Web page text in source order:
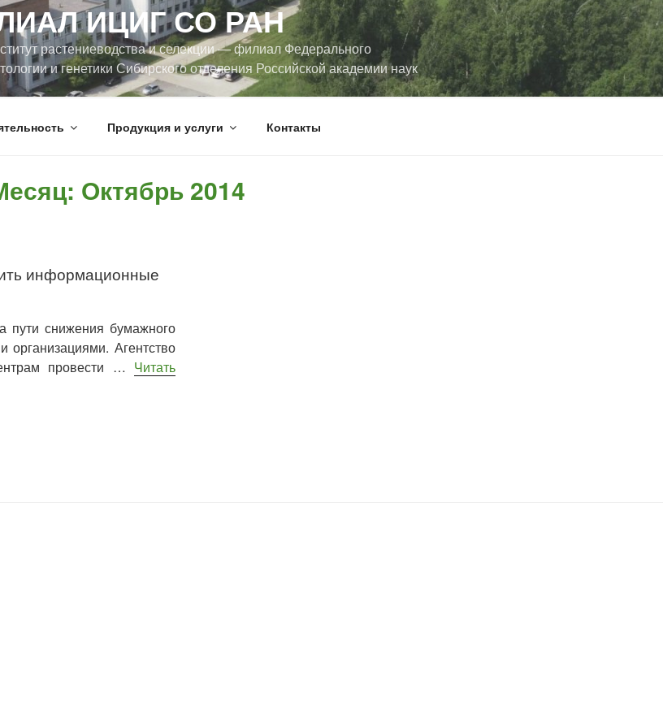
ИЦИГ СО РАН
растениеводства и селекции — филиал Федерального
и генетики Сибирского отделения Российской академии наук
Продукция и услуги Контакты
Октябрь 2014
информационные
снижения бумажного
организациями. Агентство
провести … Читать